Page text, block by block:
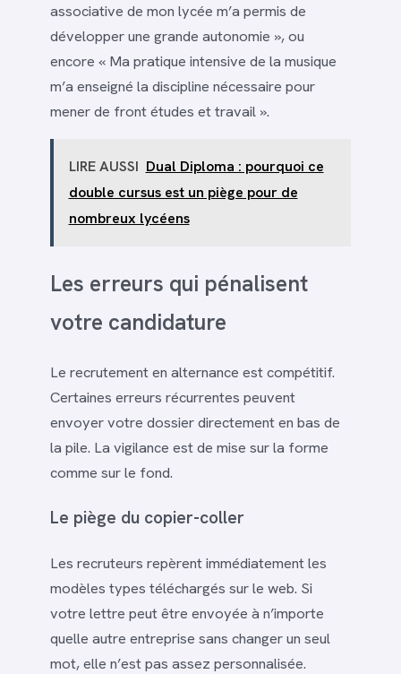
associative de mon lycée m’a permis de
développer une grande autonomie », ou
encore « Ma pratique intensive de la musique
m’a enseigné la discipline nécessaire pour
mener de front études et travail ».
LIRE AUSSI Dual Diploma : pourquoi ce
double cursus est un piège pour de
nombreux lycéens
Les erreurs qui pénalisent
votre candidature
Le recrutement en alternance est compétitif.
Certaines erreurs récurrentes peuvent
envoyer votre dossier directement en bas de
la pile. La vigilance est de mise sur la forme
comme sur le fond.
Le piège du copier-coller
Les recruteurs repèrent immédiatement les
modèles types téléchargés sur le web. Si
votre lettre peut être envoyée à n’importe
quelle autre entreprise sans changer un seul
mot, elle n’est pas assez personnalisée.